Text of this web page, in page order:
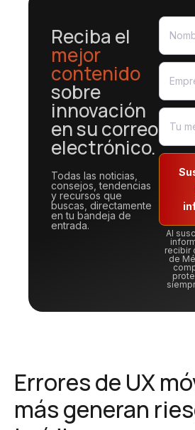
Reciba el
mejor
contenido
sobre
innovación
en su correo
electrónico.
Todas las noticias,
consejos, tendencias
y recursos que
buscas, directamente
en tu bandeja de
entrada.
Al
recibir
de
Errores de UX
más generan